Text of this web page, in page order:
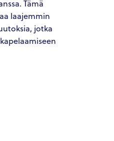
Tämä
laajemmin
jotka